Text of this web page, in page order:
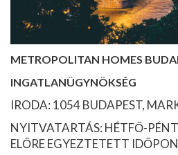
METROPOLITAN HOMES
INGATLANÜGYNÖKSÉG
IRODA: 1054 BUDAPEST,
NYITVATARTÁS: HÉTFŐ-
ELŐRE EGYEZTETETT